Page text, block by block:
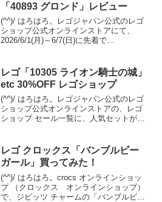
「40893 グロンド」レビュー
(^^)/ はろはろ。レゴジャパン公式のレゴ
ショップ公式オンラインストアにて、
2026/6/1(月)～6/7(日)に先着で
ザ・リング：ミナス・ティリス」の購...
レゴ「10305 ライオン騎士の城」
etc 30%OFF レゴショップ
(^^)/ はろはろ。レゴジャパン公式のレゴ
ショップ公式オンラインストアの、レゴ
ショップ セール一覧に、人気セットが
の城」がセール。 置き場所があれば２箱
めも欲し...
レゴ クロックス「バンブルビー
ガール」買ってみた！
(^^)/ はろはろ。crocs オンラインショッ
プ （クロックス オンラインショップ）
で、ジビッツ チャームの「バンブルビー